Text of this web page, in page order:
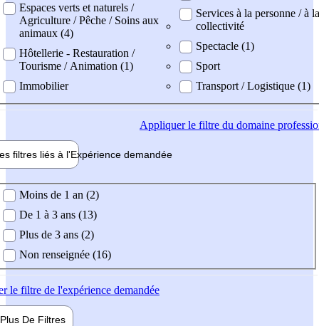
Espaces verts et naturels /
Agriculture / Pêche / Soins aux
animaux (4)
Hôtellerie - Restauration /
Tourisme / Animation (1)
Immobilier
Services à la personne / à la
collectivité
Spectacle (1)
Sport
Transport / Logistique (1)
Appliquerle filtre du domaine
filtres liés à l'Expérience demandée
demandée
Moins de 1 an (2)
De 1 à 3 ans (13)
Plus de 3 ans (2)
Non renseignée (16)
le filtre de l'expérience demandée
Plus De Filtres